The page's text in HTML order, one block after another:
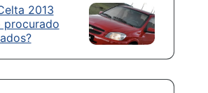
2013
procurado